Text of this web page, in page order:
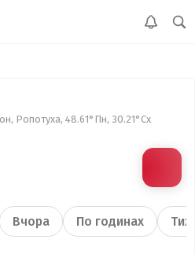
Ропотуха, 48.61°Пн, 30.21°Сх
Вчора По годинах